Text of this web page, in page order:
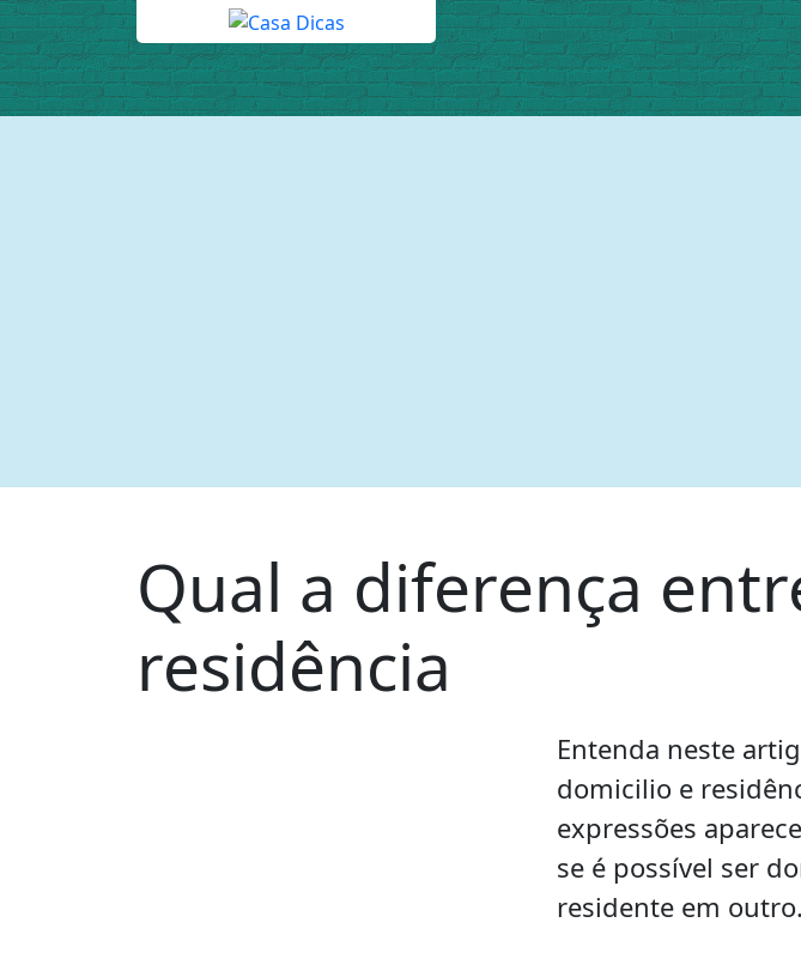
Qual a diferença
residência
Entenda neste
domicilio e
expressões
se é possível ser
residente em outro.